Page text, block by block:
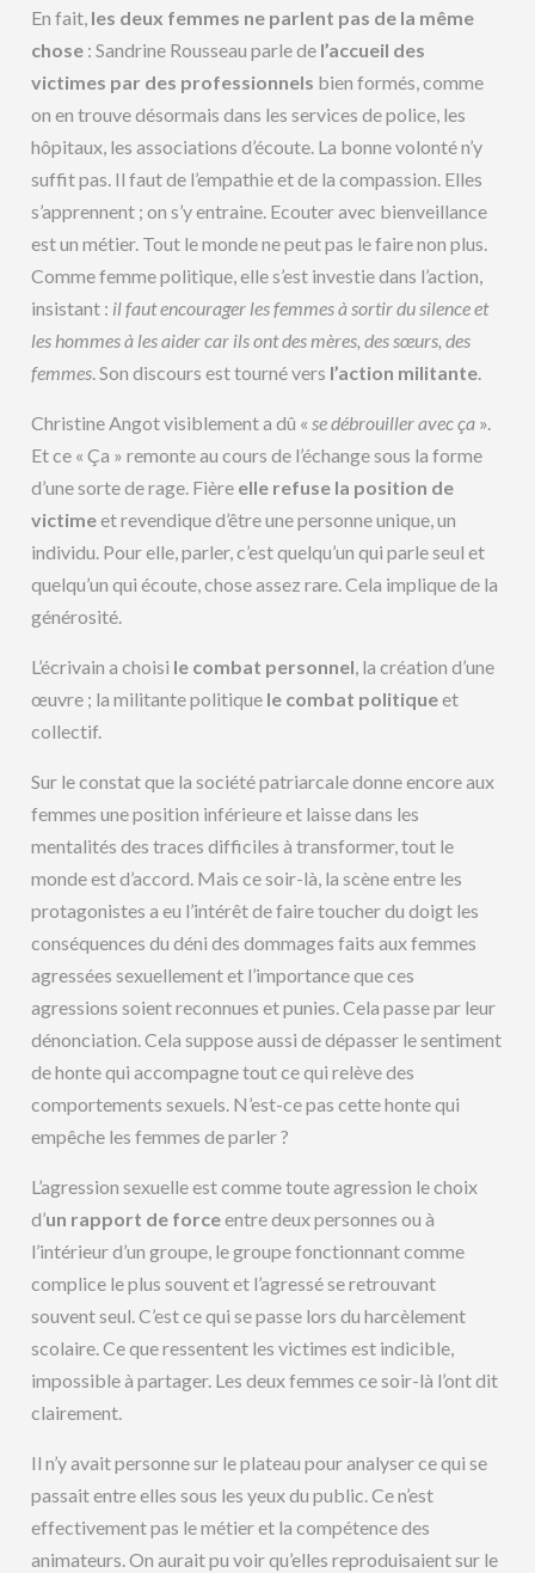
En fait, les deux femmes ne parlent pas de la même
chose : Sandrine Rousseau parle de l’accueil des
victimes par des professionnels bien formés, comme
on en trouve désormais dans les services de police, les
hôpitaux, les associations d’écoute. La bonne volonté n’y
suffit pas. Il faut de l’empathie et de la compassion. Elles
s’apprennent ; on s’y entraine. Ecouter avec bienveillance
est un métier. Tout le monde ne peut pas le faire non plus.
Comme femme politique, elle s’est investie dans l’action,
insistant : il faut encourager les femmes à sortir du silence et
les hommes à les aider car ils ont des mères, des sœurs, des
femmes. Son discours est tourné vers l’action militante.
Christine Angot visiblement a dû «se débrouiller avec ça ».
Et ce « Ça » remonte au cours de l’échange sous la forme
d’une sorte de rage. Fière elle refuse la position de
victimeet revendique d’être une personne unique, un
individu. Pour elle, parler, c’est quelqu’un qui parle seul et
quelqu’un qui écoute, chose assez rare. Cela implique de la
générosité.
L’écrivain a choisi le combat personnel, la création d’une
œuvre ; la militante politique le combat politiqueet
collectif.
Sur le constat que la société patriarcale donne encore aux
femmes une position inférieure et laisse dans les
mentalités des traces difficiles à transformer, tout le
monde est d’accord. Mais ce soir-là, la scène entre les
protagonistes a eu l’intérêt de faire toucher du doigt les
conséquences du déni des dommages faits aux femmes
agressées sexuellement et l’importance que ces
agressions soient reconnues et punies. Cela passe par leur
dénonciation. Cela suppose aussi de dépasser le sentiment
de honte qui accompagne tout ce qui relève des
comportements sexuels. N’est-ce pas cette honte qui
empêche les femmes de parler ?
L’agression sexuelle est comme toute agression le choix
d’un rapport de forceentre deux personnes ou à
l’intérieur d’un groupe, le groupe fonctionnant comme
complice le plus souvent et l’agressé se retrouvant
souvent seul. C’est ce qui se passe lors du harcèlement
scolaire. Ce que ressentent les victimes est indicible,
impossible à partager. Les deux femmes ce soir-là l’ont dit
clairement.
Il n’y avait personne sur le plateau pour analyser ce qui se
passait entre elles sous les yeux du public. Ce n’est
effectivement pas le métier et la compétence des
animateurs. On aurait pu voir qu’elles reproduisaient sur le